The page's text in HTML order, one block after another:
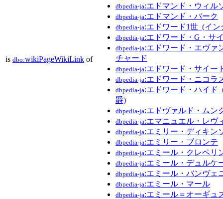
is dbo:wikiPageWikiLink of
dbpedia-ja:エドマンド・ウィル
dbpedia-ja:エドマンド・バーク
dbpedia-ja:エドワード1世_(イ
dbpedia-ja:エドワード・G・サ
dbpedia-ja:エドワード・エヴァ
チャード
dbpedia-ja:エドワード・サイー
dbpedia-ja:エドワード・ニコラ
dbpedia-ja:エドワード・ハイド
爵)
dbpedia-ja:エドヴァルド・ムン
dbpedia-ja:エマニュエル・レヴ
dbpedia-ja:エミリー・ディキン
dbpedia-ja:エミリー・ブロンテ
dbpedia-ja:エミール・クレペリ
dbpedia-ja:エミール・デュルケ
dbpedia-ja:エミール・バンヴェ
dbpedia-ja:エミール・マール
dbpedia-ja:エミール＝オーギュ